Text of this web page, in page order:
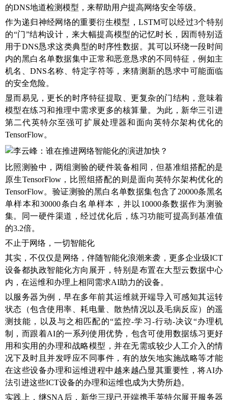
的DNS地道检测模型，来帮助用户提高网络安全等级。
作为递归神经网络的重要衍生模型，LSTM可以经过3个特别
的“门”结构设计，来大幅提高模型的记忆时长，因而特别适
用于DNS恳求这类典型的时序性数据。其可以环绕一段时间
内的黑白名单数据集中正常和恶意恳求的不同特征，例如主
机名、DNS名称、特定字符等，来猜测新的恳求中可能面临
的安全危险。
显而易见，更长的时序特征提取、更复杂的门结构，意味着
模型在练习和推理中需求更多的核算量。为此，新华三引进
第二代英特尔至强可扩展处理器和面向英特尔架构优化的
TensorFlow。
比照测验中，两组测验的硬件装备相同，但基准组搭配的是
原生TensorFlow，比照组搭配的则是面向英特尔架构优化的
TensorFlow。验证测验的黑白名单数据集包含了20000条黑名
单样本和30000条白名单样本，并以10000条数据作为测验
集。同一硬件渠道，经过优化后，练习功能可提高到基准值
的3.2倍。
不止于网络，一切智能化
其实，不仅仅是网络，伴随智能化浪潮来袭，更多企业级ICT
设备都执政智能化方向展开，特别是布置在大型云数据中心
内，在运维和办理上相同需求AI助力的设备。
以服务器为例，早在多年前其运维就开端导入可感知其运转
状态（包含使用率、耗电量、散热情况以及毛病反应）的遥
测技能，以及与之相匹配的“监控-学习-行动-决议“办理机
制，而跟着AI的一系列使用优势，包含可使用数据练习更好
用和实用的办理和战略模型，并在无需或较少人工介入的情
况下及时且并发呼应不同事件，有的放矢地实施战略等才能
在这些设备办理和运维进程中越来越凸显其重要性，将AI办
法引进这些ICT设备的办理和运维也成为大势所趋。
实践上，继SNA后，新华三现已开端携手英特尔展开服务器